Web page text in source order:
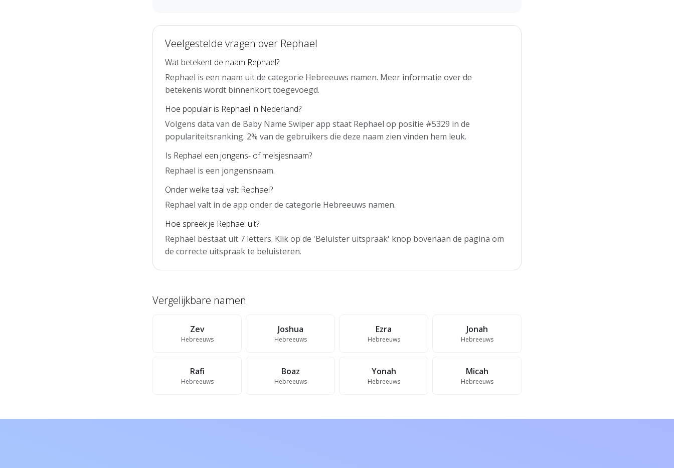
Veelgestelde vragen over Rephael
Wat betekent de naam Rephael?
Rephael is een naam uit de categorie Hebreeuws namen. Meer informatie over de
betekenis wordt binnenkort toegevoegd.
Hoe populair is Rephael in Nederland?
Volgens data van de Baby Name Swiper app staat Rephael op positie #5329 in de
populariteitsranking. 2% van de gebruikers die deze naam zien vinden hem leuk.
Is Rephael een jongens- of meisjesnaam?
Rephael is een jongensnaam.
Onder welke taal valt Rephael?
Rephael valt in de app onder de categorie Hebreeuws namen.
Hoe spreek je Rephael uit?
Rephael bestaat uit 7 letters. Klik op de 'Beluister uitspraak' knop bovenaan de pagina om
de correcte uitspraak te beluisteren.
Vergelijkbare namen
Zev
Hebreeuws
Joshua
Hebreeuws
Ezra
Hebreeuws
Jonah
Hebreeuws
Rafi
Hebreeuws
Boaz
Hebreeuws
Yonah
Hebreeuws
Micah
Hebreeuws